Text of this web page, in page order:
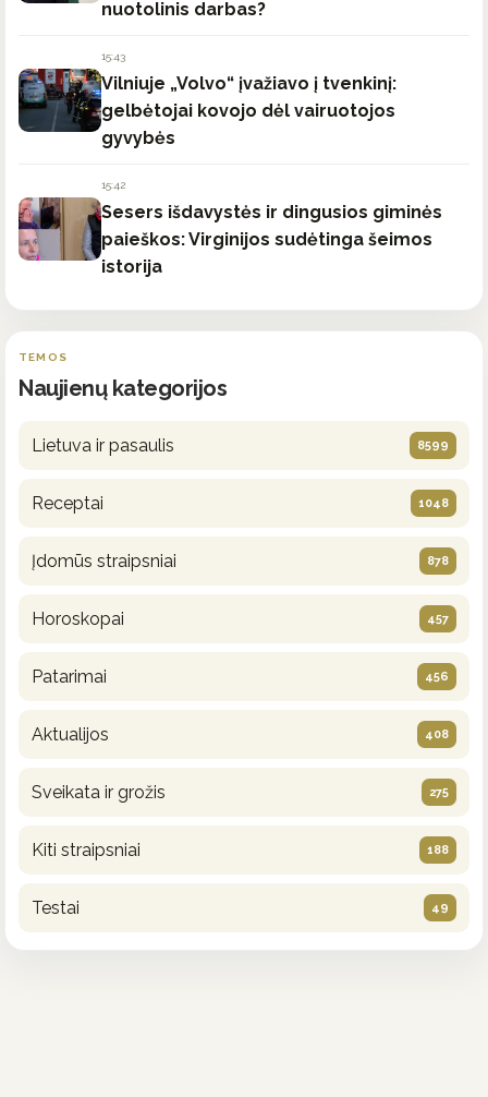
nuotolinis darbas?
15:43
Vilniuje „Volvo“ įvažiavo į tvenkinį:
gelbėtojai kovojo dėl vairuotojos
gyvybės
15:42
Sesers išdavystės ir dingusios giminės
paieškos: Virginijos sudėtinga šeimos
istorija
TEMOS
Naujienų kategorijos
Lietuva ir pasaulis 8599
Receptai 1048
Įdomūs straipsniai 878
Horoskopai 457
Patarimai 456
Aktualijos 408
Sveikata ir grožis 275
Kiti straipsniai 188
Testai 49